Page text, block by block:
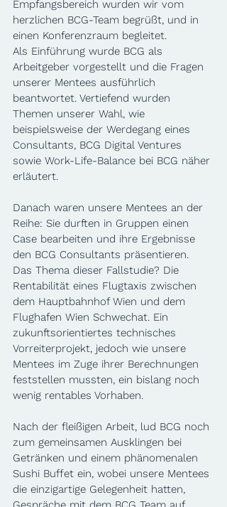
Empfangsbereich wurden wir vom
herzlichen BCG-Team begrüßt, und in
einen Konferenzraum begleitet.
Als Einführung wurde BCG als
Arbeitgeber vorgestellt und die Fragen
unserer Mentees ausführlich
beantwortet. Vertiefend wurden
Themen unserer Wahl, wie
beispielsweise der Werdegang eines
Consultants, BCG Digital Ventures
sowie Work-Life-Balance bei BCG näher
erläutert.
Danach waren unsere Mentees an der
Reihe: Sie durften in Gruppen einen
Case bearbeiten und ihre Ergebnisse
den BCG Consultants präsentieren.
Das Thema dieser Fallstudie? Die
Rentabilität eines Flugtaxis zwischen
dem Hauptbahnhof Wien und dem
Flughafen Wien Schwechat. Ein
zukunftsorientiertes technisches
Vorreiterprojekt, jedoch wie unsere
Mentees im Zuge ihrer Berechnungen
feststellen mussten, ein bislang noch
wenig rentables Vorhaben.
Nach der fleißigen Arbeit, lud BCG noch
zum gemeinsamen Ausklingen bei
Getränken und einem phänomenalen
Sushi Buffet ein, wobei unsere Mentees
die einzigartige Gelegenheit hatten,